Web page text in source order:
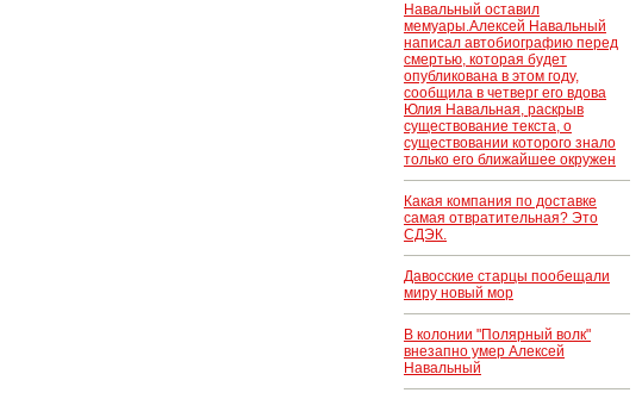
Навальный оставил
мемуары.Алексей Навальный
написал автобиографию перед
смертью, которая будет
опубликована в этом году,
сообщила в четверг его вдова
Юлия Навальная, раскрыв
существование текста, о
существовании которого знало
только его ближайшее окружен
Какая компания по доставке
самая отвратительная? Это
СДЭК.
Давосские старцы пообещали
миру новый мор
В колонии "Полярный волк"
внезапно умер Алексей
Навальный